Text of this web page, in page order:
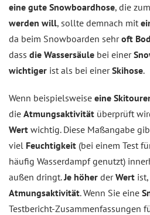
eine gute Snowboardhose, die
werden will, sollte demnach mit
da beim Snowboarden sehroft
dass die Wassersäule bei einer
wichtiger ist als bei einerSkihose.
Wenn beispielsweise eine
die Atmungsaktivität überprüft
Wert wichtig. Diese Maßangabe
viel Feuchtigkeit (bei einem Test
häufig Wasserdampf genutzt)
außen dringt.Je höher derWert ist,
Atmungsaktivität. Wenn Sie eine
Testbericht-Zusammenfassungen